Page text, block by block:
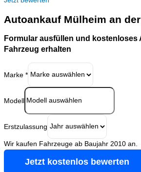
Autoankauf Mülheim an
Formular ausfüllen und kostenloses
Fahrzeug erhalten
Marke *
Modell
Erstzulassung
Wir kaufen Fahrzeuge ab Baujahr 2010 an.
Jetzt kostenlos bewerten